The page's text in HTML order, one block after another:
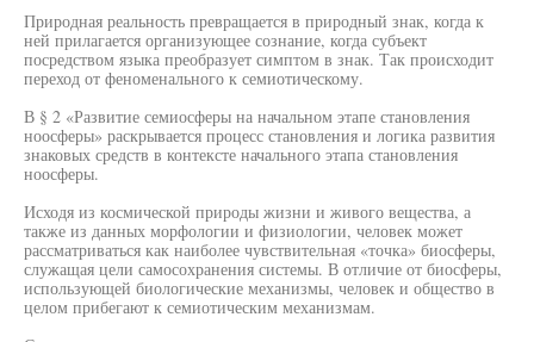
Природная реальность превращается в природный знак, когда к
ней прилагается организующее сознание, когда субъект
посредством языка преобразует симптом в знак. Так происходит
переход от феноменального к семиотическому.
В § 2 «Развитие семиосферы на начальном этапе становления
ноосферы» раскрывается процесс становления и логика развития
знаковых средств в контексте начального этапа становления
ноосферы.
Исходя из космической природы жизни и живого вещества, а
также из данных морфологии и физиологии, человек может
рассматриваться как наиболее чувствительная «точка» биосферы,
служащая цели самосохранения системы. В отличие от биосферы,
использующей биологические механизмы, человек и общество в
целом прибегают к семиотическим механизмам.